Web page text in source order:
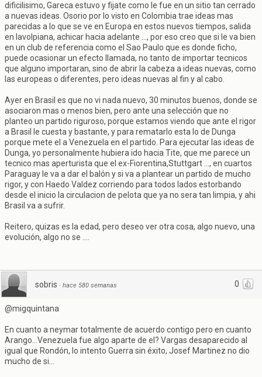
dificilisimo, Gareca estuvo y fijate como le fue en un sitio tan cerrado
a nuevas ideas. Osorio por lo visto en Colombia trae ideas mas
parecidas a lo que se ve en Europa en estos nuevos tiempos, salida
en lavolpiana, achicar hacia adelante ..., por eso creo que si le va bien
en un club de referencia como el Sao Paulo que es donde ficho,
puede ocasionar un efecto llamada, no tanto de importar tecnicos
que alguno importaran, sino de abrir la cabeza a ideas nuevas, como
las europeas o diferentes, pero ideas nuevas al fin y al cabo.
Ayer en Brasil es que no vi nada nuevo, 30 minutos buenos, donde se
asociaron mas o menos bien, pero ante una selección que no
planteo un partido riguroso, porque estamos viendo que ante el rigor
a Brasil le cuesta y bastante, y para rematarlo esta lo de Dunga
porque mete el a Venezuela en el partido. Para ejecutar las ideas de
Dunga, yo personalmente hubiera ido hacia Tite, que me parece un
tecnico mas aperturista que el ex-Fiorentina,Stuttgart ..., en cuartos
Paraguay le va a dar el balón y si va a plantear un partido de mucho
rigor, y con Haedo Valdez corriendo para todos lados estorbando
desde el inicio la circulacion de pelota que ya no sera tan limpia, y ahi
Brasil va a sufrir.
Reitero, quizas es la edad, pero deseo ver otra cosa, algo nuevo, una
evolución, algo no se ....
0
sobris · hace 580 semanas
@migquintana
En cuanto a neymar totalmente de acuerdo contigo pero en cuanto
Arango...Venezuela fue algo aparte de el? Vargas desaparecido al
igual que Rondón, lo intento Guerra sin éxito, Josef Martinez no dio
mucho de si...